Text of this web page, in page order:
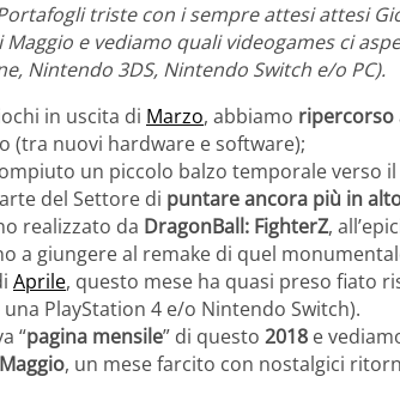
triste con i sempre attesi attesi
e vediamo quali videogames ci
Nintendo 3DS, Nintendo Switch e/o PC).
in uscita di Marzo, abbiamo ripercorso
(tra nuovi hardware e software);
un piccolo balzo temporale verso il
del Settore di puntare ancora più in
realizzato da DragonBall: FighterZ,
a giungere al remake di quel
Aprile, questo mese ha quasi preso fiato
PlayStation 4 e/o Nintendo Switch).
“pagina mensile” di questo 2018 e
Maggio, un mese farcito con nostalgici